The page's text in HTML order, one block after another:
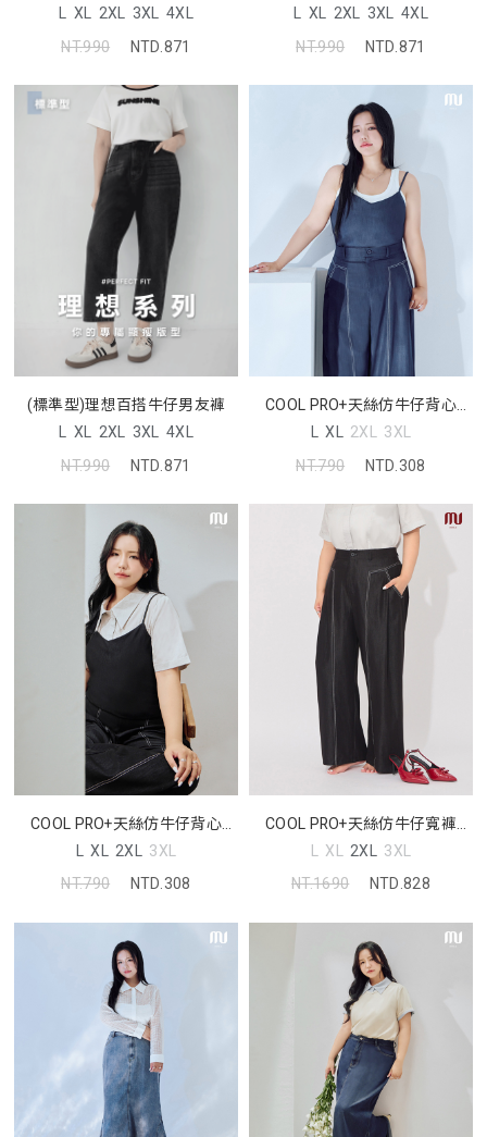
L XL 2XL 3XL 4XL
NT.990
NTD.871
L XL 2XL 3XL 4XL
NT.990
NTD.871
(標準型)理想百搭牛仔男友褲
L XL 2XL 3XL 4XL
NT.990
NTD.871
COOL PRO+天絲仿牛仔背心
MORE U 中大尺碼上衣
L XL 2XL 3XL
NT.790
NTD.308
COOL PRO+天絲仿牛仔背心
MORE U 中大尺碼上衣
L XL 2XL 3XL
NT.790
NTD.308
COOL PRO+天絲仿牛仔寬褲
MORE U 中大尺碼褲子
L XL 2XL 3XL
NT.1690
NTD.828